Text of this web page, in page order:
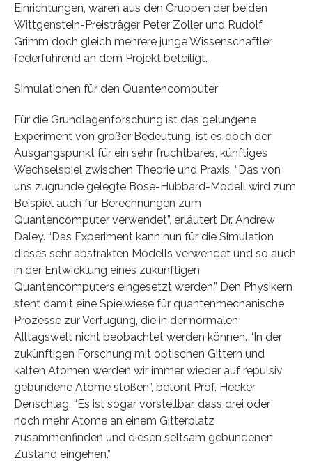
Einrichtungen, waren aus den Gruppen der beiden
Wittgenstein-Preisträger Peter Zoller und Rudolf
Grimm doch gleich mehrere junge Wissenschaftler
federführend an dem Projekt beteiligt.
Simulationen für den Quantencomputer
Für die Grundlagenforschung ist das gelungene
Experiment von großer Bedeutung, ist es doch der
Ausgangspunkt für ein sehr fruchtbares, künftiges
Wechselspiel zwischen Theorie und Praxis. “Das von
uns zugrunde gelegte Bose-Hubbard-Modell wird zum
Beispiel auch für Berechnungen zum
Quantencomputer verwendet”, erläutert Dr. Andrew
Daley. “Das Experiment kann nun für die Simulation
dieses sehr abstrakten Modells verwendet und so auch
in der Entwicklung eines zukünftigen
Quantencomputers eingesetzt werden.” Den Physikern
steht damit eine Spielwiese für quantenmechanische
Prozesse zur Verfügung, die in der normalen
Alltagswelt nicht beobachtet werden können. “In der
zukünftigen Forschung mit optischen Gittern und
kalten Atomen werden wir immer wieder auf repulsiv
gebundene Atome stoßen”, betont Prof. Hecker
Denschlag. “Es ist sogar vorstellbar, dass drei oder
noch mehr Atome an einem Gitterplatz
zusammenfinden und diesen seltsam gebundenen
Zustand eingehen.”